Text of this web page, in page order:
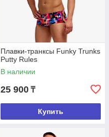
Плавки-транксы Funky Trunks
Putty Rules
В наличии
25 900 ₸
Купить